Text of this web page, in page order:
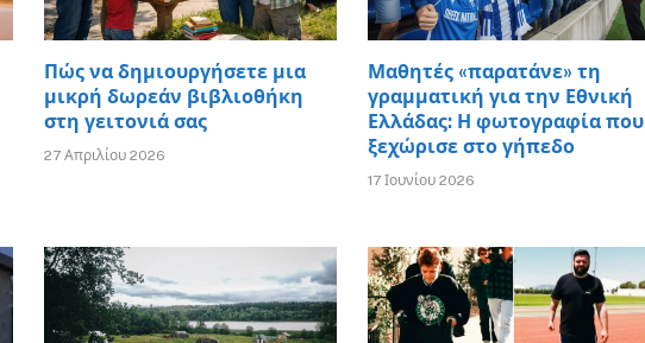
Πώς να δημιουργήσετε μια
μικρή δωρεάν βιβλιοθήκη
στη γειτονιά σας
27 Απριλίου 2026
Μαθητές «παρατάνε» τη
γραμματική για την Εθνική
Ελλάδας: Η φωτογραφία που
ξεχώρισε στο γήπεδο
17 Ιουνίου 2026